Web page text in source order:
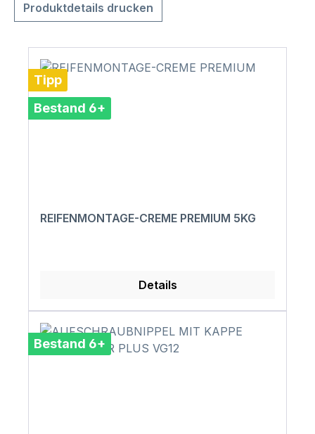
Produktdetails drucken
Tipp
Bestand 6+
REIFENMONTAGE-CREME PREMIUM 5KG
Details
Bestand 6+